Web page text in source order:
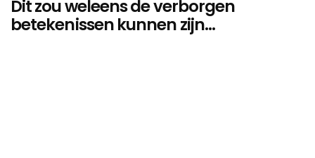
Dit zou weleens de verborgen
betekenissen kunnen zijn…